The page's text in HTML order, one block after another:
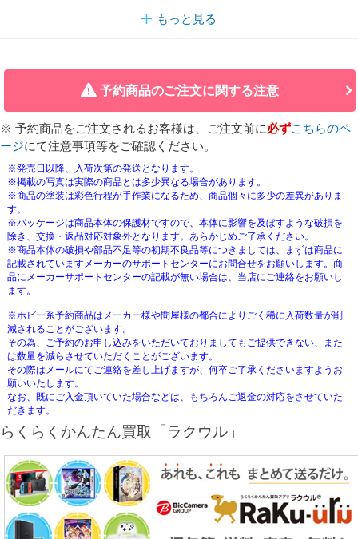
もっと見る
予約商品のご注文に関する注意
※ 予約商品をご注文されるお客様は、ご注文前に必ずこちらのペ
ージにて注意事項等をご確認ください。
※発売日以降、入荷次第の発送となります。
※掲載の写真は実際の商品とは多少異なる場合があります。
※商品の塗装は彩色行程が手作業になるため、商品個々に多少の差異がありま
す。
※パッケージは商品本体の保護材ですので、本体に影響を及ぼすような破損を
除き、交換・返品対応対象外となります。あらかじめご了承ください。
※商品本体の破損や部品不足等の初期不良品等につきましては、まずは商品に
記載されていますメーカーのサポートセンターにお問合せをお願いします。商
品にメーカーサポートセンターの記載が無い場合は、当店にご連絡をお願いし
ます。
※ホビー系予約商品はメーカー様や問屋様の都合によりごく稀に入荷数量が削
減されることがございます。
その為、ご予約のお申し込みをいただいておりましてもご提供できない、また
は数量を減らさせていただくことがございます。
その際はメールにてご連絡を差し上げますが、何卒ご了承くださいますようお
願いいたします。
なお、既にご入金頂いていた場合などは、もちろんご返金の対応をさせていた
だきます。
らくらくかんたん買取「ラクウル」